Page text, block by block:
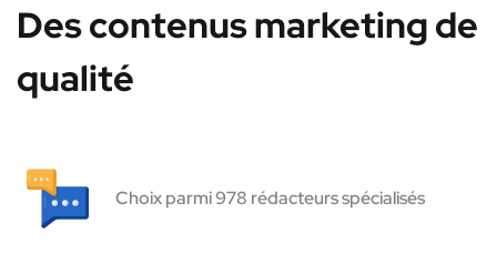
Des contenus marketing de
qualité
Choix parmi 978 rédacteurs spécialisés